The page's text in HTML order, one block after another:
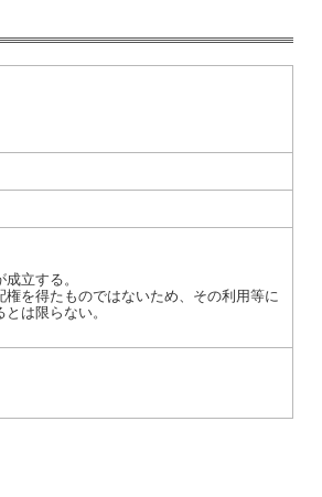
立する。
を得たものではないため、その利用等に
は限らない。